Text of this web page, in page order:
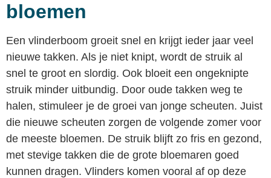
bloemen
Een vlinderboom groeit snel en krijgt ieder jaar veel
nieuwe takken. Als je niet knipt, wordt de struik al
snel te groot en slordig. Ook bloeit een ongeknipte
struik minder uitbundig. Door oude takken weg te
halen, stimuleer je de groei van jonge scheuten. Juist
die nieuwe scheuten zorgen de volgende zomer voor
de meeste bloemen. De struik blijft zo fris en gezond,
met stevige takken die de grote bloemaren goed
kunnen dragen. Vlinders komen vooral af op deze